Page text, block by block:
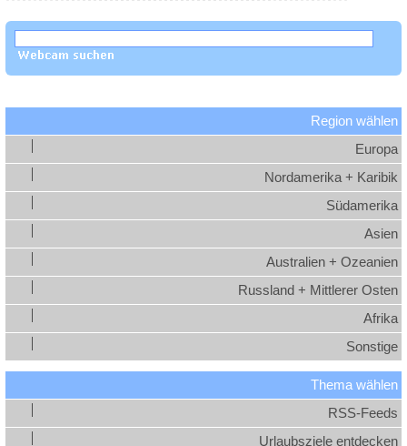
Region wählen
Europa
Nordamerika + Karibik
Südamerika
Asien
Australien + Ozeanien
Russland + Mittlerer Osten
Afrika
Sonstige
Thema wählen
RSS-Feeds
Urlaubsziele entdecken